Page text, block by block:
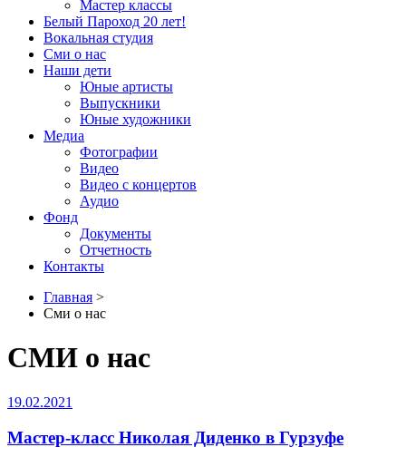
Мастер классы
Белый Пароход 20 лет!
Вокальная студия
Сми о нас
Наши дети
Юные артисты
Выпускники
Юные художники
Медиа
Фотографии
Видео
Видео с концертов
Аудио
Фонд
Документы
Отчетность
Контакты
Главная >
Сми о нас
СМИ о нас
19.02.2021
Мастер-класс Николая Диденко в Гурзуфе